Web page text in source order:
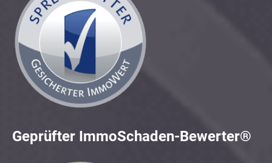
Geprüfter ImmoSchaden-Bewerter®